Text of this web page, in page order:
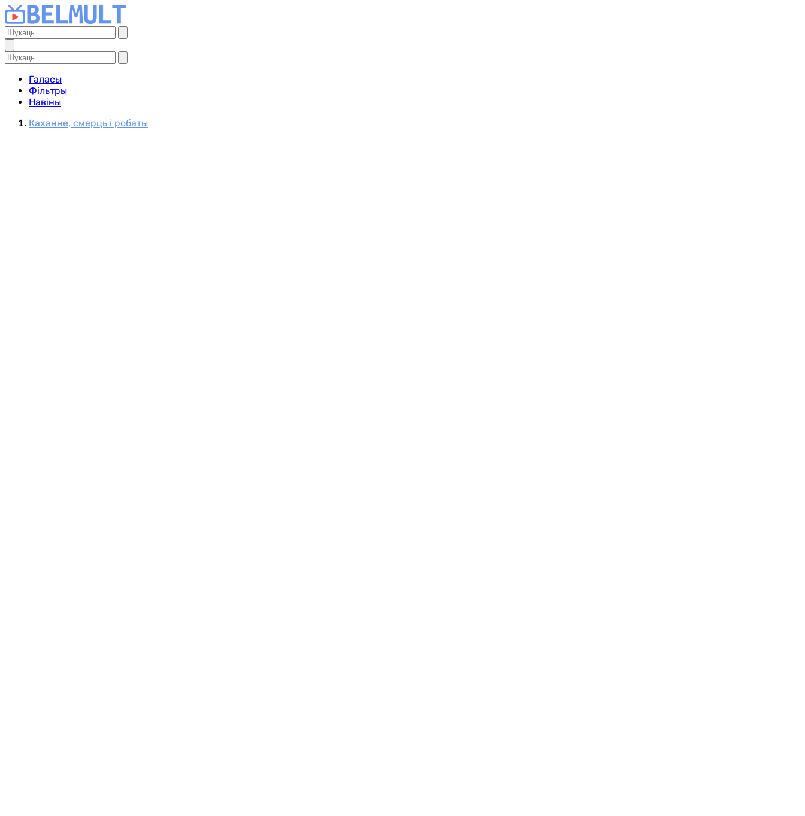
Галасы
Фільтры
Навіны
Каханне, смерць і робаты